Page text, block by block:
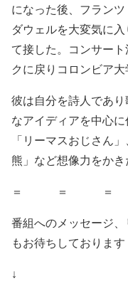
になった後、フラン
ダウェルを大変気に
て接した。コンサー
クに戻りコロンビア大
彼は自分を詩人であ
なアイディアを中心
「リーマスおじさん
熊」など想像力をかき
＝ ＝ ＝
番組へのメッセージ
もお待ちしております
↓